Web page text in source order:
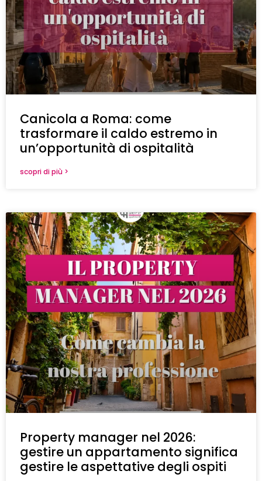
Canicola a Roma: come
trasformare il caldo estremo in
un’opportunità di ospitalità
scopri di più >
Property manager nel 2026:
gestire un appartamento significa
gestire le aspettative degli ospiti